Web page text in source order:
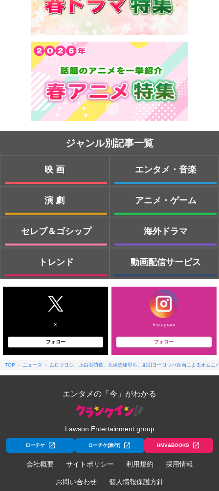
ジャンル別記事一覧
映画
演劇
セレブ＆ゴシップ
トレンド
エンタメ・音楽
アニメ・ゲーム
海外ドラマ
動画配信サービス
X
フォロー
Instagram
フォロー
TOP ニュース ムロツヨシ、上白石萌歌、久保史緒里ら、劇団ヨーロッパ企画によるオムニ
エンタメの「今」がわかる
Lawson Entertainment group
ローチケ ローチケ[旅行] HMV&BOOKS
会社概要 サイトポリシー 利用規約 採用情報
お問い合わせ 個人情報保護方針